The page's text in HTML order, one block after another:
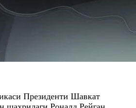
Президенти Шавкат